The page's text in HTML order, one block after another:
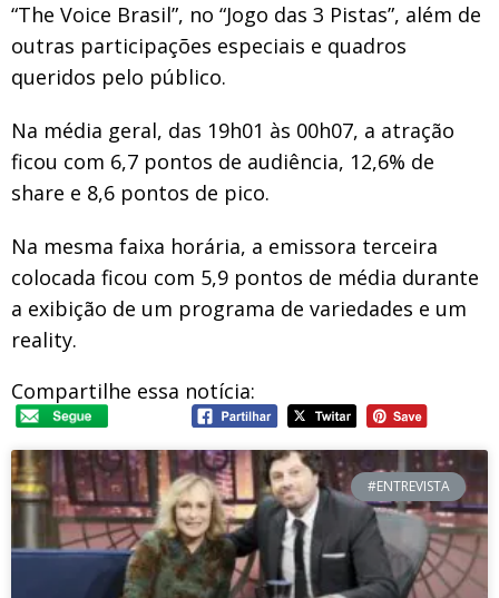
“The Voice Brasil”, no “Jogo das 3 Pistas”, além de
outras participações especiais e quadros
queridos pelo público.
Na média geral, das 19h01 às 00h07, a atração
ficou com 6,7 pontos de audiência, 12,6% de
share e 8,6 pontos de pico.
Na mesma faixa horária, a emissora terceira
colocada ficou com 5,9 pontos de média durante
a exibição de um programa de variedades e um
reality.
Compartilhe essa notícia:
#ENTREVISTA